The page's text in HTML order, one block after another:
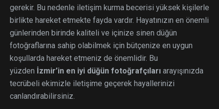
gerekir. Bu nedenle iletişim kurma becerisi yüksek kişilerle
birlikte hareket etmekte fayda vardır. Hayatınızın en önemli
günlerinden birinde kaliteli ve içinize sinen düğün
fotoğraflarına sahip olabilmek için bütçenize en uygun
koşullarda hareket etmeniz de önemlidir. Bu
yüzden İzmir’in en iyi düğün fotoğrafçıları arayışınızda
tecrübeli ekimizle iletişime geçerek hayallerinizi
canlandırabilirsiniz.